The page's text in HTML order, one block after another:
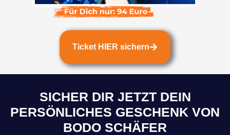
Ticket HIER sichern
SICHER DIR JETZT DEIN
PERSÖNLICHES GESCHENK VON
BODO SCHÄFER